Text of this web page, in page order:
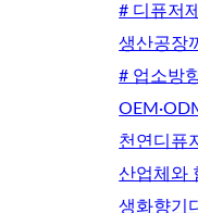
# 디퓨저
생산공장
# 업소방
천연디퓨
산업체와
생화향기